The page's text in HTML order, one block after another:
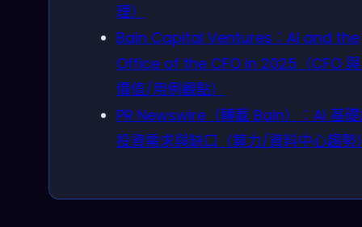
理）
Bain Capital Ventures：AI and the
Office of the CFO in 2025（CFO
價值/用例觀點）
PR Newswire（轉載 Bain）：AI 基
投資需求與缺口（算力/資料中心趨勢